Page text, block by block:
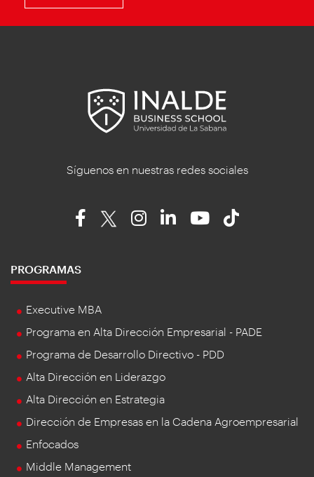
Síguenos en nuestras redes sociales
PROGRAMAS
Executive MBA
Programa en Alta Dirección Empresarial - PADE
Programa de Desarrollo Directivo - PDD
Alta Dirección en Liderazgo
Alta Dirección en Estrategia
Dirección de Empresas en la Cadena Agroempresarial
Enfocados
Middle Management